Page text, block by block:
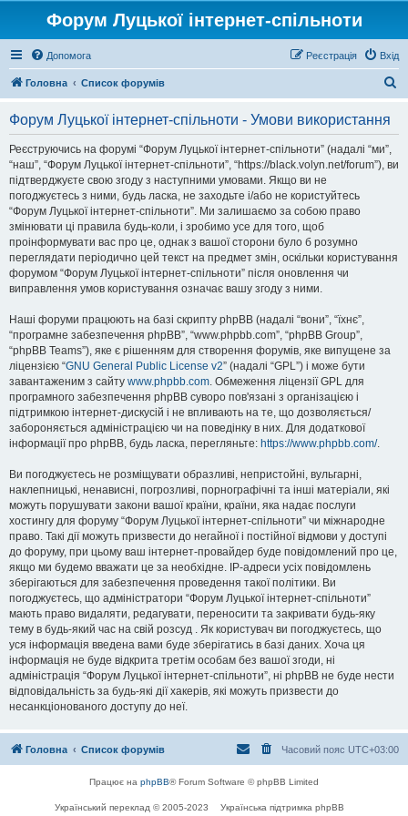
Форум Луцької інтернет-спільноти
Допомога Вхід
Реєстрація
Головна Список форумів
Форум Луцької інтернет-спільноти - Умови використання
Реєструючись на форумі “Форум Луцької інтернет-спільноти” (надалі “ми”,
“наш”, “Форум Луцької інтернет-спільноти”, “https://black.volyn.net/forum”), ви
підтверджуєте свою згоду з наступними умовами. Якщо ви не
погоджуєтесь з ними, будь ласка, не заходьте і/або не користуйтесь
“Форум Луцької інтернет-спільноти”. Ми залишаємо за собою право
змінювати ці правила будь-коли, і зробимо усе для того, щоб
проінформувати вас про це, однак з вашої сторони було б розумно
переглядати періодично цей текст на предмет змін, оскільки користування
форумом “Форум Луцької інтернет-спільноти” після оновлення чи
виправлення умов користування означає вашу згоду з ними.
Наші форуми працюють на базі скрипту phpBB (надалі “вони”, “їхнє”,
“програмне забезпечення phpBB”, “www.phpbb.com”, “phpBB Group”,
“phpBB Teams”), яке є рішенням для створення форумів, яке випущене за
ліцензією “GNU General Public License v2” (надалі “GPL”) і може бути
завантаженим з сайту www.phpbb.com. Обмеження ліцензії GPL для
програмного забезпечення phpBB суворо пов'язані з організацією і
підтримкою інтернет-дискусій і не впливають на те, що дозволяється/
забороняється адміністрацією чи на поведінку в них. Для додаткової
інформації про phpBB, будь ласка, перегляньте: https://www.phpbb.com/.
Ви погоджуєтесь не розміщувати образливі, непристойні, вульгарні,
наклепницькі, ненависні, погрозливі, порнографічні та інші матеріали, які
можуть порушувати закони вашої країни, країни, яка надає послуги
хостингу для форуму “Форум Луцької інтернет-спільноти” чи міжнародне
право. Такі дії можуть призвести до негайної і постійної відмови у доступі
до форуму, при цьому ваш інтернет-провайдер буде повідомлений про це,
якщо ми будемо вважати це за необхідне. IP-адреси усіх повідомлень
зберігаються для забезпечення проведення такої політики. Ви
погоджуєтесь, що адміністратори “Форум Луцької інтернет-спільноти”
мають право видаляти, редагувати, переносити та закривати будь-яку
тему в будь-який час на свій розсуд . Як користувач ви погоджуєтесь, що
уся інформація введена вами буде зберігатись в базі даних. Хоча ця
інформація не буде відкрита третім особам без вашої згоди, ні
адміністрація “Форум Луцької інтернет-спільноти”, ні phpBB не буде нести
відповідальність за будь-які дії хакерів, які можуть призвести до
несанкціонованого доступу до неї.
Головна Список форумів Часовий пояс UTC+03:00
Працює на phpBB® Forum Software © phpBB Limited
Український переклад © 2005-2023 Українська підтримка phpBB